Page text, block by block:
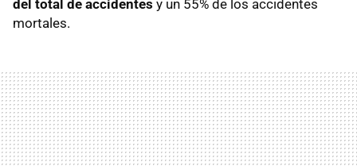
del total de accidentes y un 55% de los accidentes
mortales.